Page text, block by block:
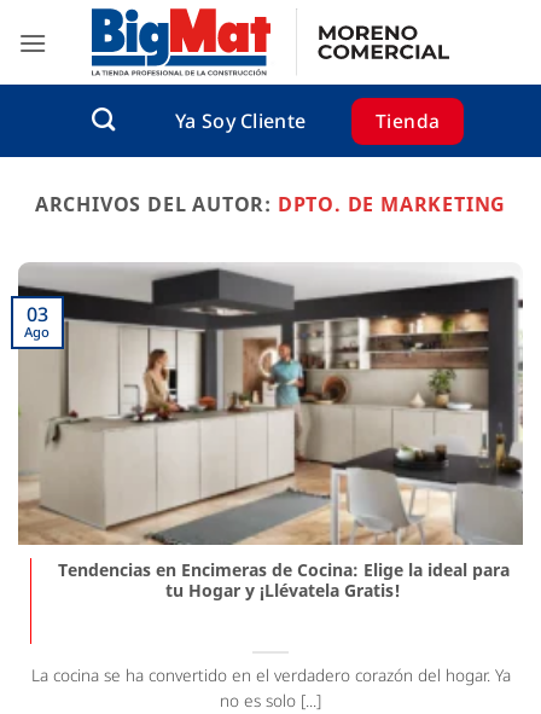
contenido
Ya Soy Cliente
Tienda
ARCHIVOS DEL AUTOR: DPTO. DE MARKETING
Tendencias en Encimeras de Cocina: Elige la ideal para
tu Hogar y ¡Llévatela Gratis!
La cocina se ha convertido en el verdadero corazón del hogar. Ya
no es solo [...]
03
Ago